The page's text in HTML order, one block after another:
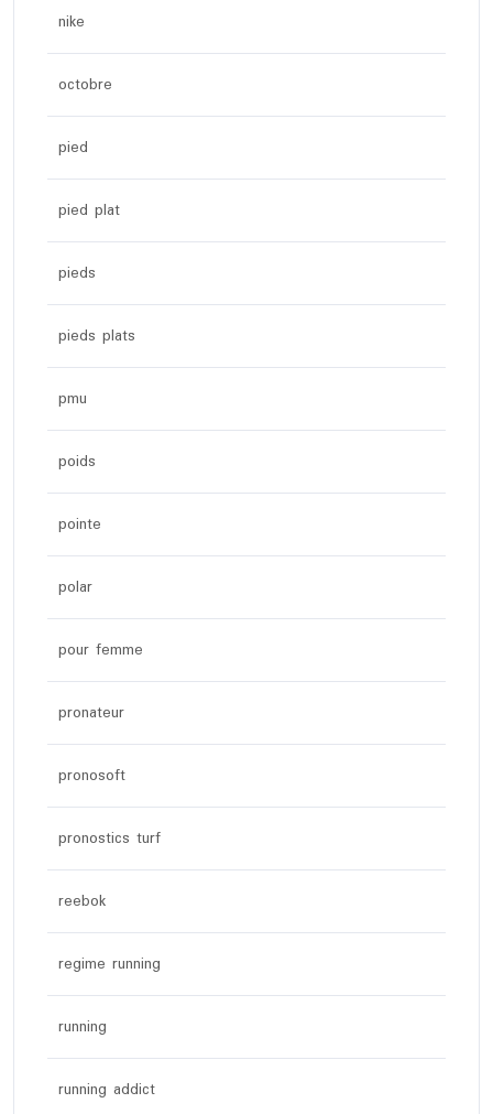
nike
octobre
pied
pied plat
pieds
pieds plats
pmu
poids
pointe
polar
pour femme
pronateur
pronosoft
pronostics turf
reebok
regime running
running
running addict